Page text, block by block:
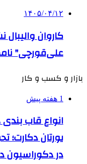
۱۴۰۵/۰۴/۱۲
کاروان
علی‌قورچی"
بازار و کسب و کار
1 هفته پیش
انواع قاب
یورتان
در دکوراسیون